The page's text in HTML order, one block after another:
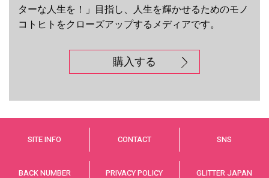
ターな人生を！」目指し、人生を輝かせるためのモノ
コトヒトをクローズアップするメディアです。
購入する
SITE INFO CONTACT SNS
BACK NUMBER PRIVACY POLICY GLITTER JAPAN